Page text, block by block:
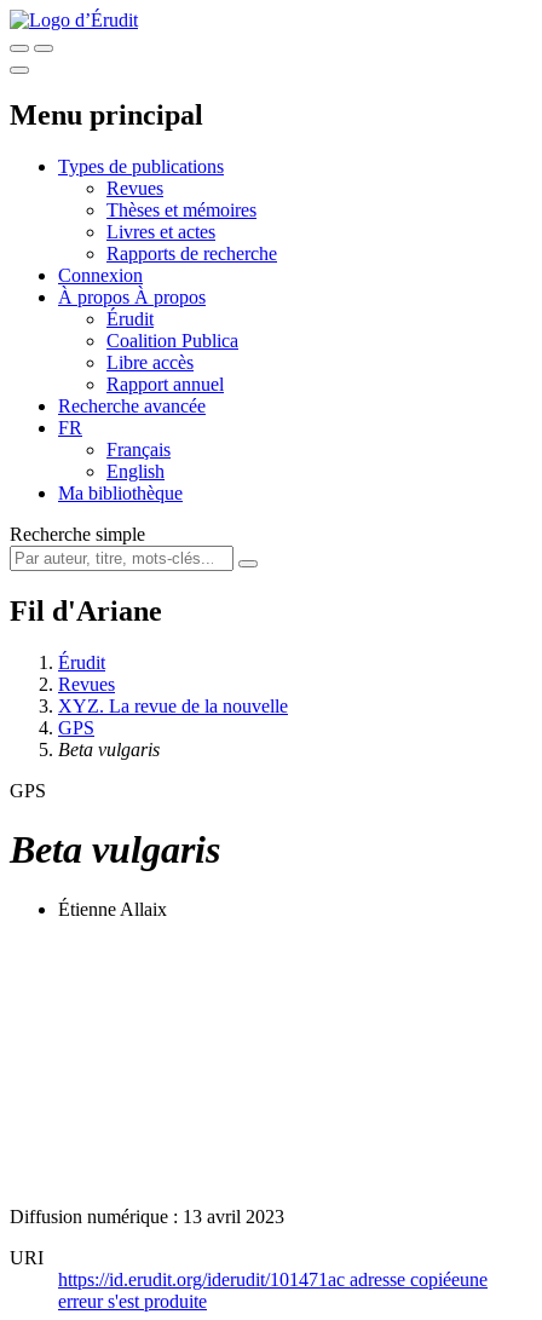
Menu principal
Types de publications
Revues
Thèses et mémoires
Livres et actes
Rapports de recherche
Connexion
À propos À propos
Érudit
Coalition Publica
Libre accès
Rapport annuel
Recherche avancée
FR
Français
English
Ma bibliothèque
Recherche simple
Fil d'Ariane
Érudit
Revues
XYZ. La revue de la nouvelle
GPS
Beta vulgaris
GPS
Beta vulgaris
Étienne Allaix
Diffusion numérique : 13 avril 2023
URI
https://id.erudit.org/iderudit/101471ac adresse copiéeune
erreur s'est produite